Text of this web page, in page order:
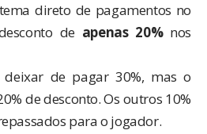
direto de pagamentos no
de apenas 20%nos
de pagar 30%, mas o
de desconto. Os outros 10%
para o jogador.